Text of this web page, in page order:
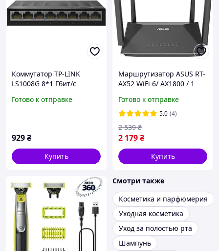
Коммутатор TP-LINK
LS1008G 8*1 Гбит/с
Готово к отправке
929₴
Купить
Маршрутизатор ASUS RT-
AX52 WiFi 6/ AX1800 / 1
технологии MESH
Готово к отправке
5.0 (4)
2 179₴
2 539 ₴
Купить
Смотри также
Косметика и парфюмерия
Уходная косметика
Уход за полостью рта
Шампунь